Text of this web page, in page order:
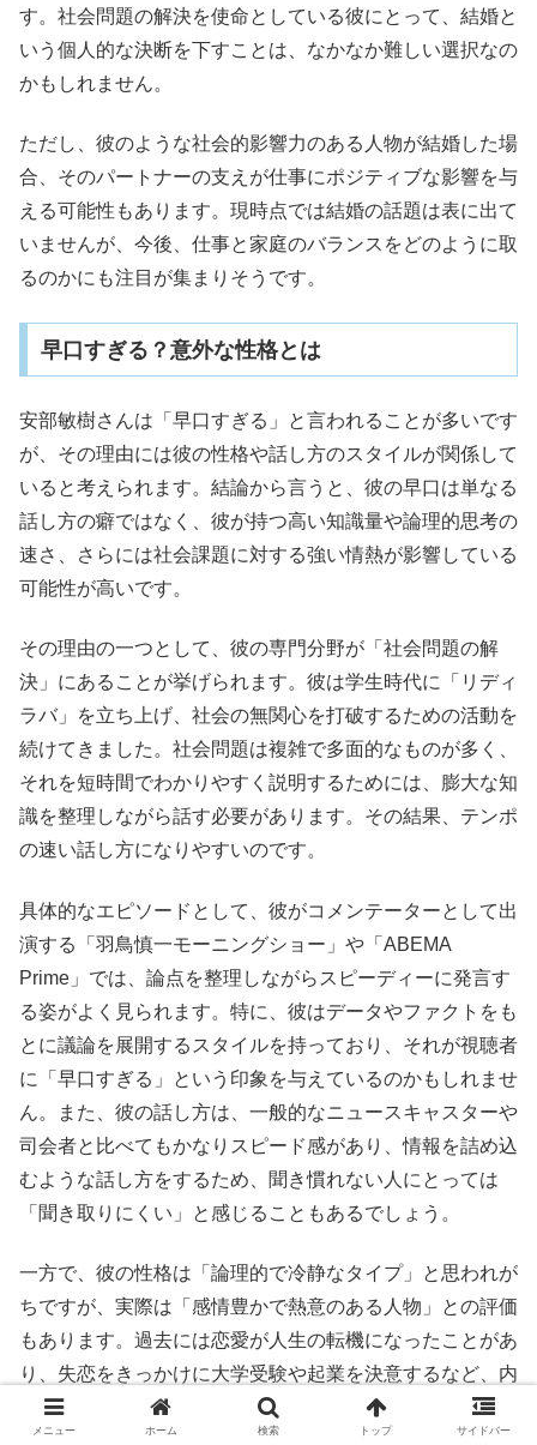
す。社会問題の解決を使命としている彼にとって、結婚と
いう個人的な決断を下すことは、なかなか難しい選択なの
かもしれません。
ただし、彼のような社会的影響力のある人物が結婚した場
合、そのパートナーの支えが仕事にポジティブな影響を与
える可能性もあります。現時点では結婚の話題は表に出て
いませんが、今後、仕事と家庭のバランスをどのように取
るのかにも注目が集まりそうです。
早口すぎる？意外な性格とは
安部敏樹さんは「早口すぎる」と言われることが多いです
が、その理由には彼の性格や話し方のスタイルが関係して
いると考えられます。結論から言うと、彼の早口は単なる
話し方の癖ではなく、彼が持つ高い知識量や論理的思考の
速さ、さらには社会課題に対する強い情熱が影響している
可能性が高いです。
その理由の一つとして、彼の専門分野が「社会問題の解
決」にあることが挙げられます。彼は学生時代に「リディ
ラバ」を立ち上げ、社会の無関心を打破するための活動を
続けてきました。社会問題は複雑で多面的なものが多く、
それを短時間でわかりやすく説明するためには、膨大な知
識を整理しながら話す必要があります。その結果、テンポ
の速い話し方になりやすいのです。
具体的なエピソードとして、彼がコメンテーターとして出
演する「羽鳥慎一モーニングショー」や「ABEMA
Prime」では、論点を整理しながらスピーディーに発言す
る姿がよく見られます。特に、彼はデータやファクトをも
とに議論を展開するスタイルを持っており、それが視聴者
に「早口すぎる」という印象を与えているのかもしれませ
ん。また、彼の話し方は、一般的なニュースキャスターや
司会者と比べてもかなりスピード感があり、情報を詰め込
むような話し方をするため、聞き慣れない人にとっては
「聞き取りにくい」と感じることもあるでしょう。
一方で、彼の性格は「論理的で冷静なタイプ」と思われが
ちですが、実際は「感情豊かで熱意のある人物」との評価
もあります。過去には恋愛が人生の転機になったことがあ
り、失恋をきっかけに大学受験や起業を決意するなど、内
面には繊細な部分も持ち合わせています。こうしたギャッ
メニュー ホーム 検索 トップ サイドバー